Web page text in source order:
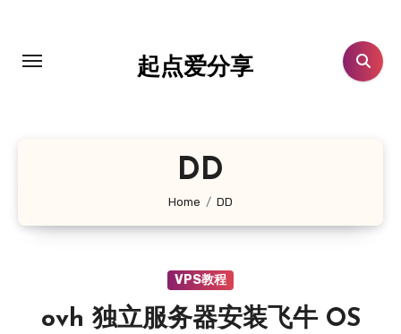
起点爱分享
DD
Home DD
VPS教程
ovh 独立服务器安装飞牛 OS